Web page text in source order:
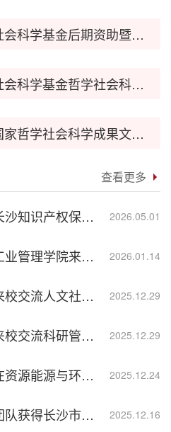
2026年国家社会科学基金后期资助暨优秀博士学位论文出版、优秀学术著作再版项目申报公告（受理时间2026年7月20日）
2026年国家社会科学基金哲学社会科学学术通俗读物项目申报工作通知（2026年7月22日截止）
2026年度《国家哲学社会科学成果文库》申报工作通知（2026年8月7日截止）
查看更多
2026.05.01
【学校动态】我校获评长沙知识产权保护中心2025年度科研院校类A级备案主体
2026.01.14
【学校动态】郑州航空工业管理学院来校交流人文社科科研管理工作
2025.12.29
【学校动态】河南大学来校交流人文社科研究工作
2025.12.29
【学校动态】吉首大学来校交流科研管理工作
2025.12.24
【成果速递】院士团队在资源能源与环境智慧管理领域取得重要研究进展
2025.12.16
【学校动态】我校教师团队获得长沙市首届高价值专利运营大赛二等奖